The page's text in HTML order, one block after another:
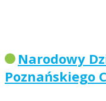
Narodowy
Poznańskiego